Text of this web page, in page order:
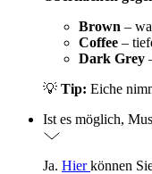
Brown –
Coffee –
Dark Grey
💡 Tip: Eiche
Ist es möglich,
Ja. Hierkönnen